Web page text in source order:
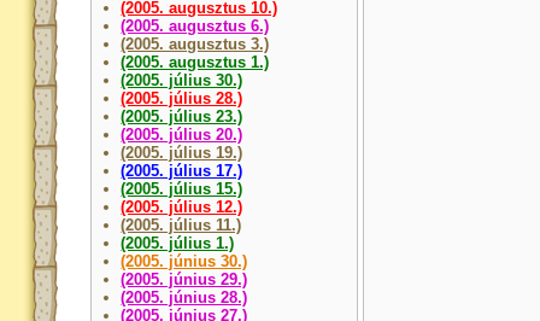
(2005. augusztus 10.)
(2005. augusztus 6.)
(2005. augusztus 3.)
(2005. augusztus 1.)
(2005. július 30.)
(2005. július 28.)
(2005. július 23.)
(2005. július 20.)
(2005. július 19.)
(2005. július 17.)
(2005. július 15.)
(2005. július 12.)
(2005. július 11.)
(2005. július 1.)
(2005. június 30.)
(2005. június 29.)
(2005. június 28.)
(2005. június 27.)